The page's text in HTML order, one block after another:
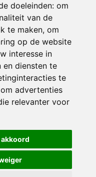
doeleinden: om
van de
te maken, om
op de website
interesse in
diensten te
te
om advertenties
relevanter voor
akkoord
LEEGMAKEN
APPARTEMENT
houffalize
LEEGMAKEN
izier
LEEGMAKEN
APPARTEMENT
juseret